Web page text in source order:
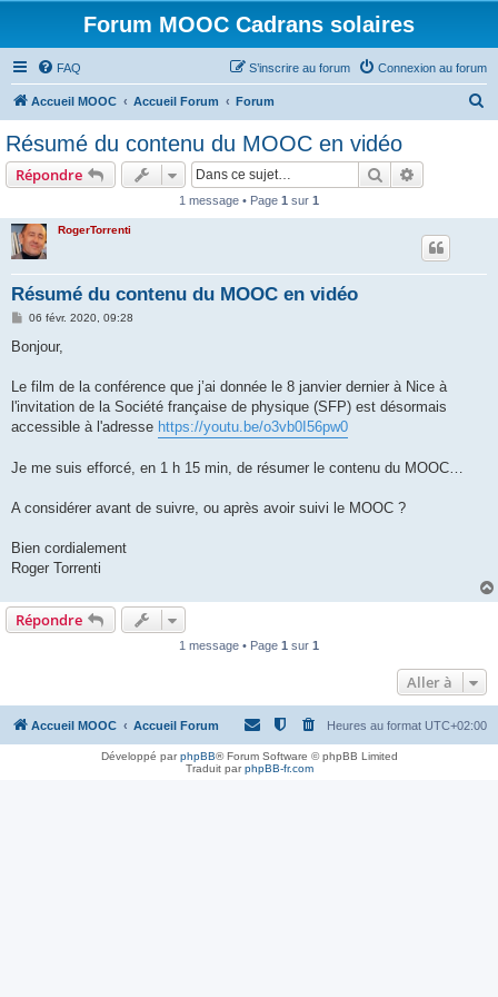
Forum MOOC Cadrans solaires
FAQ Connexion au forum
S’inscrire au forum
Accueil MOOC Accueil Forum Forum
Résumé du contenu du MOOC en vidéo
Répondre Rechercher
1 message • Page 1 sur 1
RogerTorrenti
Résumé du contenu du MOOC en vidéo
M
s
g
06 févr. 2020, 09:28
Bonjour,
Le film de la conférence que j’ai donnée le 8 janvier dernier à Nice à
l'invitation de la Société française de physique (SFP) est désormais
accessible à l'adresse https://youtu.be/o3vb0I56pw0
Je me suis efforcé, en 1 h 15 min, de résumer le contenu du MOOC…
A considérer avant de suivre, ou après avoir suivi le MOOC ?
Bien cordialement
Roger Torrenti
Répondre
1 message • Page 1 sur 1
Aller à
Accueil MOOC Accueil Forum Heures au format UTC+02:00
Développé parphpBB® Forum Software © phpBB Limited
Traduit parphpBB-fr.com